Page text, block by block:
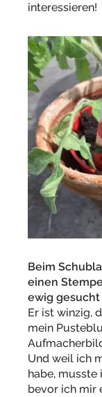
interessieren!
Beim
einen
ewig gesucht
Er ist winzig,
mein
Und weil ich
habe, musste
bevor ich mir